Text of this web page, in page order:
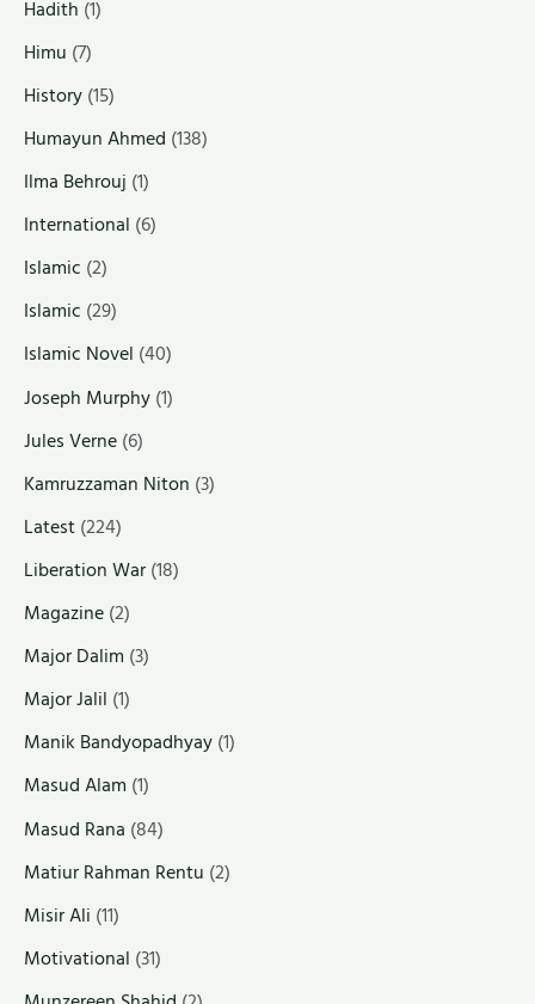
Hadith (1)
Himu (7)
History(15)
Humayun Ahmed (138)
Ilma Behrouj (1)
International (6)
Islamic (2)
Islamic (29)
Islamic Novel (40)
Joseph Murphy(1)
Jules Verne(6)
Kamruzzaman Niton (3)
Latest(224)
Liberation War(18)
Magazine(2)
Major Dalim (3)
Major Jalil (1)
Manik Bandyopadhyay(1)
Masud Alam (1)
Masud Rana (84)
Matiur Rahman Rentu (2)
Misir Ali (11)
Motivational (31)